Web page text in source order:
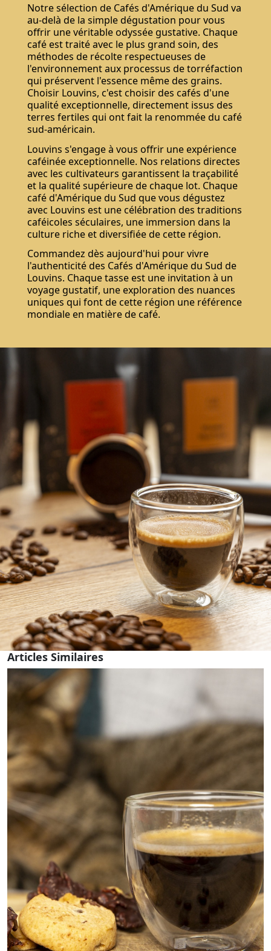
Notre sélection de Cafés d'Amérique du Sud va
au-delà de la simple dégustation pour vous
offrir une véritable odyssée gustative. Chaque
café est traité avec le plus grand soin, des
méthodes de récolte respectueuses de
l'environnement aux processus de torréfaction
qui préservent l'essence même des grains.
Choisir Louvins, c'est choisir des cafés d'une
qualité exceptionnelle, directement issus des
terres fertiles qui ont fait la renommée du café
sud-américain.
Louvins s'engage à vous offrir une expérience
caféinée exceptionnelle. Nos relations directes
avec les cultivateurs garantissent la traçabilité
et la qualité supérieure de chaque lot. Chaque
café d'Amérique du Sud que vous dégustez
avec Louvins est une célébration des traditions
caféicoles séculaires, une immersion dans la
culture riche et diversifiée de cette région.
Commandez dès aujourd'hui pour vivre
l'authenticité des Cafés d'Amérique du Sud de
Louvins. Chaque tasse est une invitation à un
voyage gustatif, une exploration des nuances
uniques qui font de cette région une référence
mondiale en matière de café.
Articles Similaires